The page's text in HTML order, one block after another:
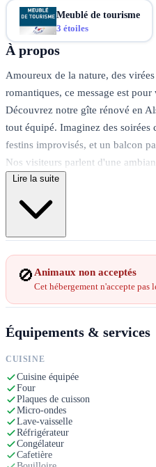
Meublé de tourisme
3 étoiles
À propos
Amoureux de la nature, des
romantiques, ce message est pour
Découvrez notre gîte rénové en
tout équipé. Imaginez des soirées
festins improvisés, et un balcon
Nos visiteurs parlent d'une
d'un cadre où le temps semble
2 chambres, cuisine entièrement
Famille, amis, amoureux, venez
Alsace! Réservez dès maintenant
escapades!
Lire la suite
🚫 Animaux non acceptés
Cet hébergement n'accepte pas
Équipements & services
CUISINE
Cuisine équipée
Four
Plaques de cuisson
Micro-ondes
Lave-vaisselle
Réfrigérateur
Congélateur
Cafetière